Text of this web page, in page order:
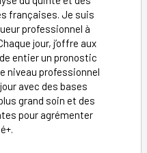
françaises. Je suis
professionnel à
jour, j’offre aux
entier un pronostic
niveau professionnel
avec des bases
grand soin et des
pour agrémenter